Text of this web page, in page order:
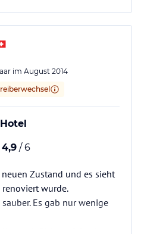
im August 2014
4,9 / 6
Zustand und es sieht
renoviert wurde.
Es gab nur wenige